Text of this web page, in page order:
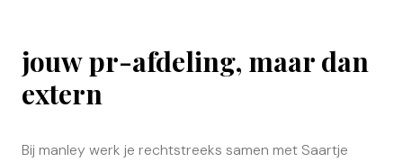
jouw pr-afdeling, maar dan
extern
Bij manley werk je rechtstreeks samen met Saartje